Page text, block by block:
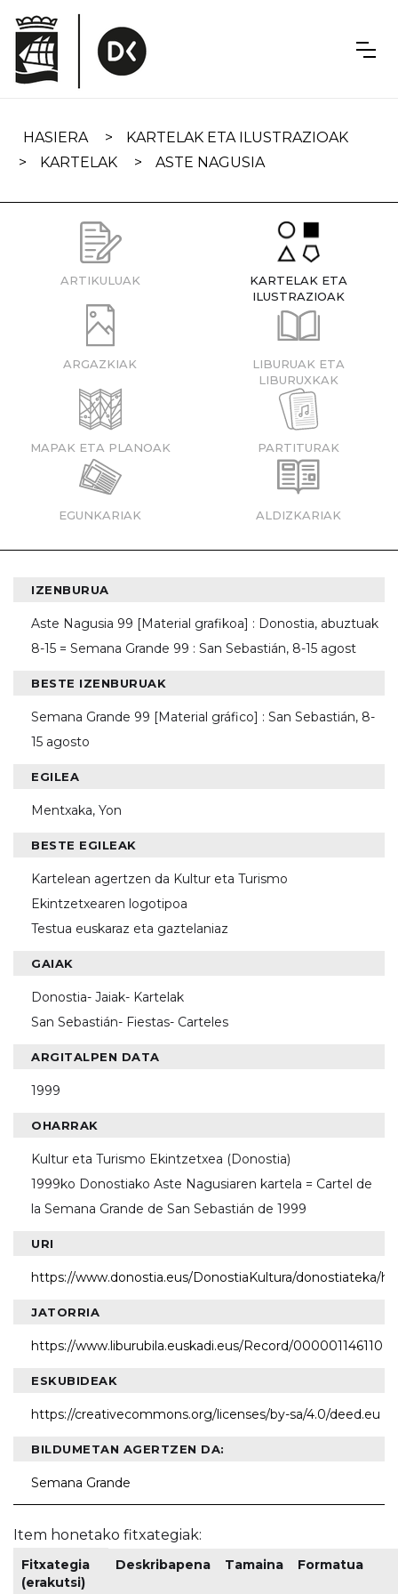
navigation
HASIERA
KARTELAK ETA ILUSTRAZIOAK
KARTELAK
ASTE NAGUSIA
ARTIKULUAK
KARTELAK ETA
ILUSTRAZIOAK
ARGAZKIAK
LIBURUAK ETA
LIBURUXKAK
MAPAK ETA PLANOAK PARTITURAK
EGUNKARIAK ALDIZKARIAK
IZENBURUA
Aste Nagusia 99 [Material grafikoa] : Donostia, abuztuak
8-15 = Semana Grande 99 : San Sebastián, 8-15 agost
BESTE IZENBURUAK
Semana Grande 99 [Material gráfico] : San Sebastián, 8-
15 agosto
EGILEA
Mentxaka, Yon
BESTE EGILEAK
Kartelean agertzen da Kultur eta Turismo
Ekintzetxearen logotipoa
Testua euskaraz eta gaztelaniaz
GAIAK
Donostia- Jaiak- Kartelak
San Sebastián- Fiestas- Carteles
ARGITALPEN DATA
1999
OHARRAK
Kultur eta Turismo Ekintzetxea (Donostia)
1999ko Donostiako Aste Nagusiaren kartela = Cartel de
la Semana Grande de San Sebastián de 1999
URI
https://www.donostia.eus/DonostiaKultura/donostiateka/
JATORRIA
https://www.liburubila.euskadi.eus/Record/000001146110
ESKUBIDEAK
https://creativecommons.org/licenses/by-sa/4.0/deed.eu
BILDUMETAN AGERTZEN DA:
Semana Grande
Item honetako fitxategiak:
Fitxategia
(erakutsi)
Deskribapena Tamaina Formatua